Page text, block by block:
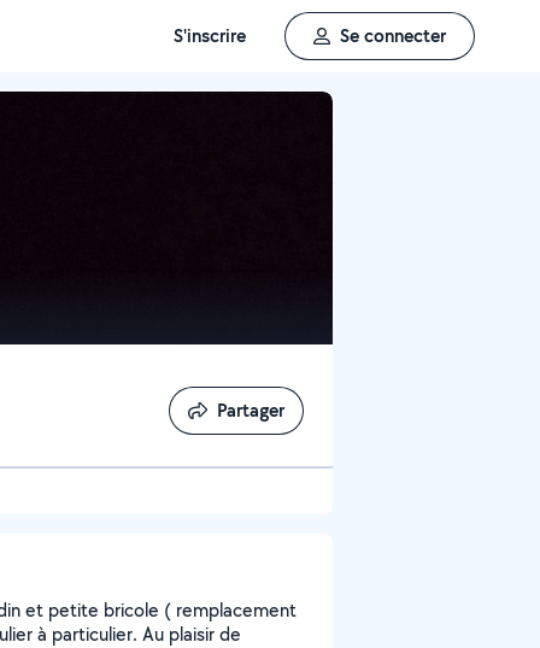
S'inscrire Se connecter
Partager
Partager
et petite bricole ( remplacement
à particulier. Au plaisir de